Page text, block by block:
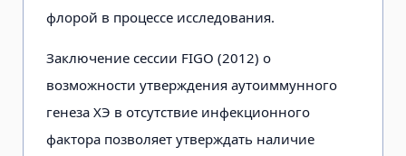
флорой в процессе исследования.
Заключение сессии FIGO (2012) о
возможности утверждения аутоиммунного
генеза ХЭ в отсутствие инфекционного
фактора позволяет утверждать наличие